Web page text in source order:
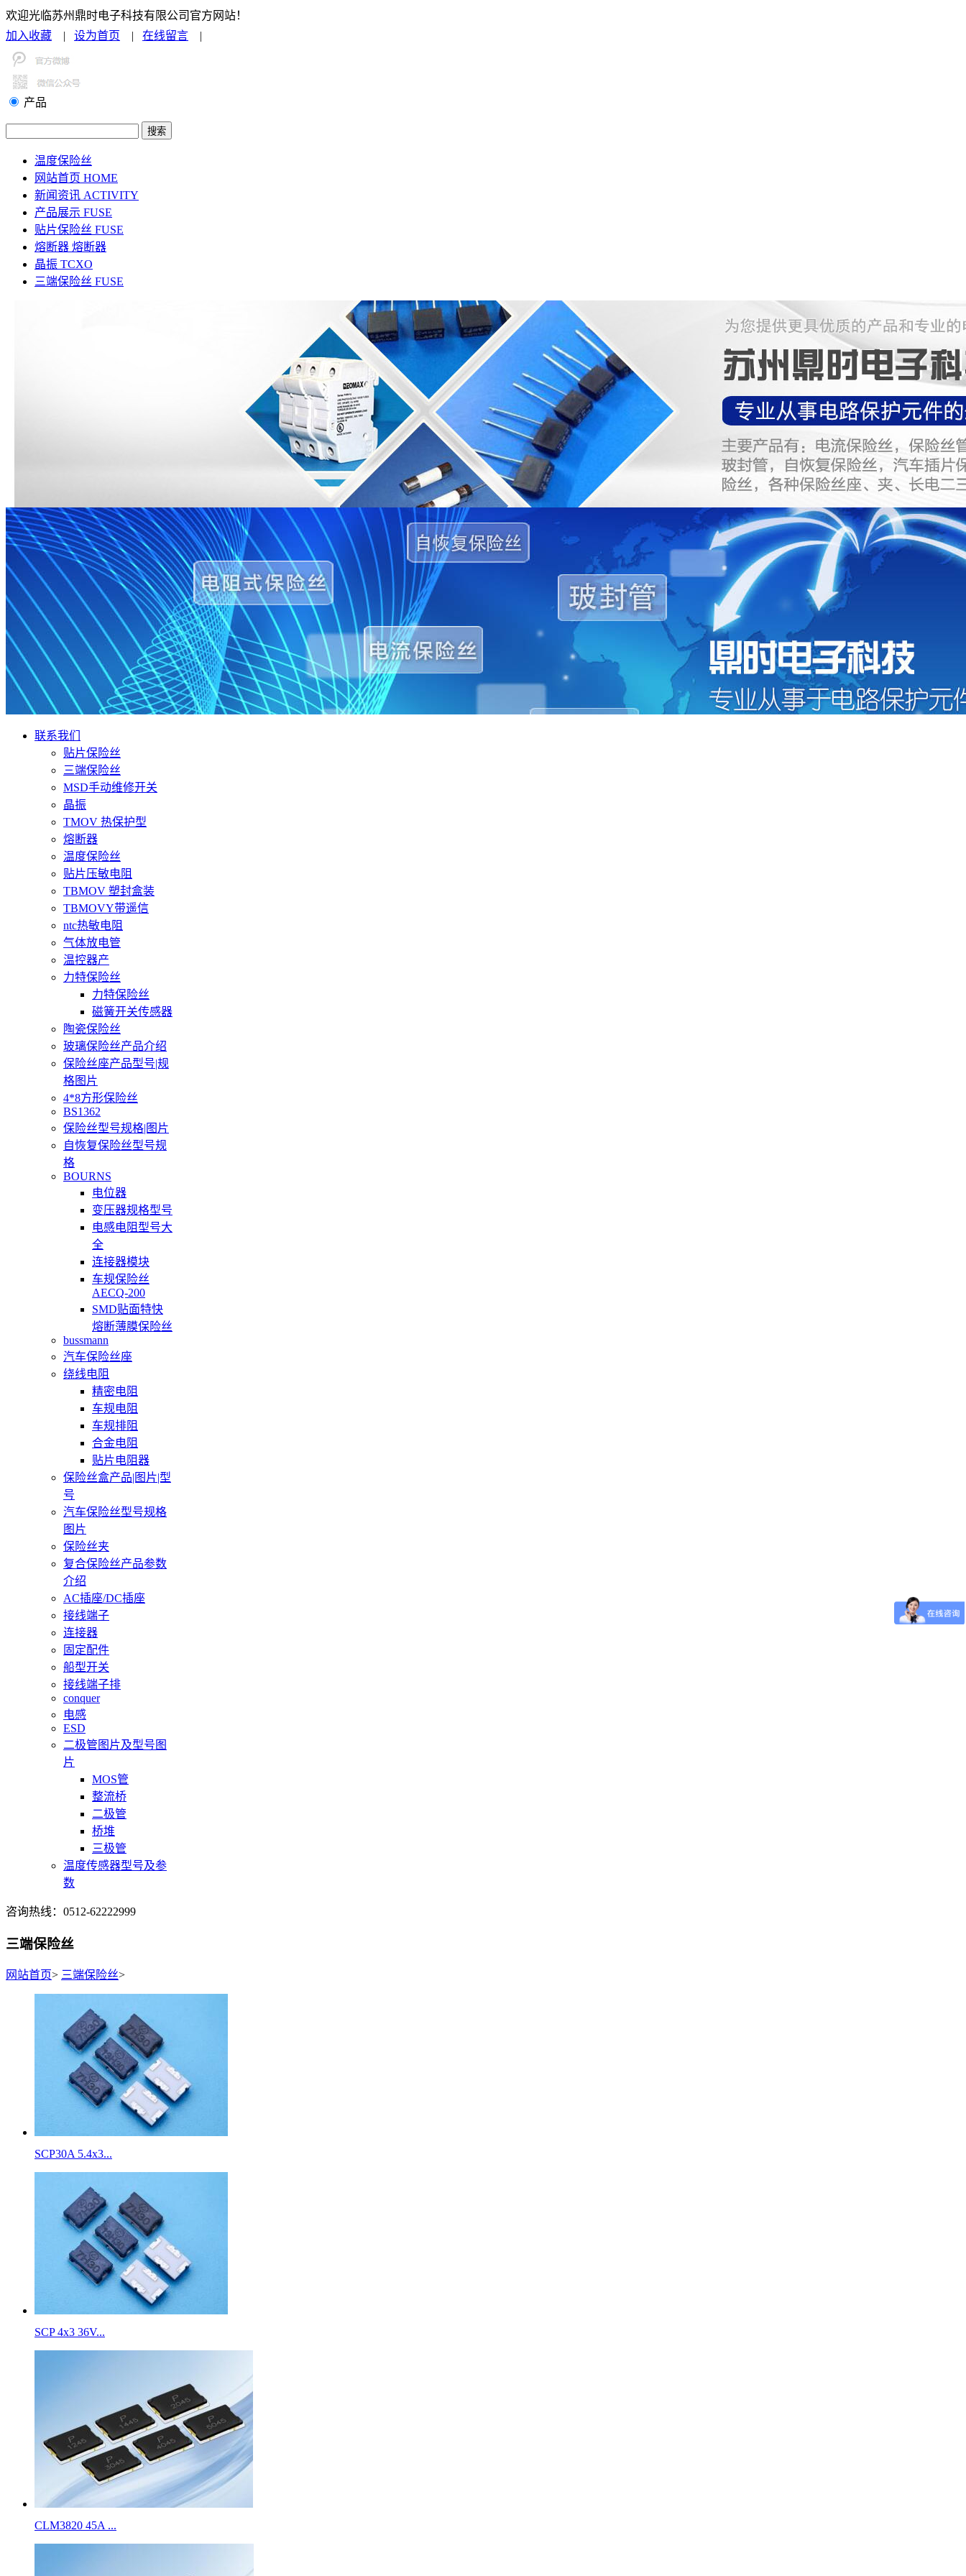
欢迎光临苏州鼎时电子科技有限公司官方网站！
加入收藏 | 设为首页 | 在线留言 |
联系我们
产品
温度保险丝
网站首页 HOME
新闻资讯 ACTIVITY
产品展示 FUSE
贴片保险丝 FUSE
熔断器 熔断器
晶振 TCXO
三端保险丝 FUSE
联系我们
贴片保险丝
三端保险丝
MSD手动维修开关
晶振
TMOV 热保护型
熔断器
温度保险丝
贴片压敏电阻
TBMOV 塑封盒装
TBMOVY带遥信
ntc热敏电阻
气体放电管
温控器产
力特保险丝
力特保险丝
磁簧开关传感器
陶瓷保险丝
玻璃保险丝产品介绍
保险丝座产品型号|规
格图片
4*8方形保险丝
BS1362
保险丝型号规格|图片
自恢复保险丝型号规
格
BOURNS
电位器
变压器规格型号
电感电阻型号大
全
连接器模块
车规保险丝
AECQ-200
SMD贴面特快
熔断薄膜保险丝
bussmann
汽车保险丝座
绕线电阻
精密电阻
车规电阻
车规排阻
合金电阻
贴片电阻器
保险丝盒产品|图片|型
号
汽车保险丝型号规格
图片
保险丝夹
复合保险丝产品参数
介绍
AC插座/DC插座
接线端子
连接器
固定配件
船型开关
接线端子排
conquer
电感
ESD
二极管图片及型号图
片
MOS管
整流桥
二极管
桥堆
三极管
温度传感器型号及参
数
咨询热线：0512-62222999
三端保险丝
网站首页> 三端保险丝>
SCP30A 5.4x3...
SCP 4x3 36V...
CLM3820 45A ...